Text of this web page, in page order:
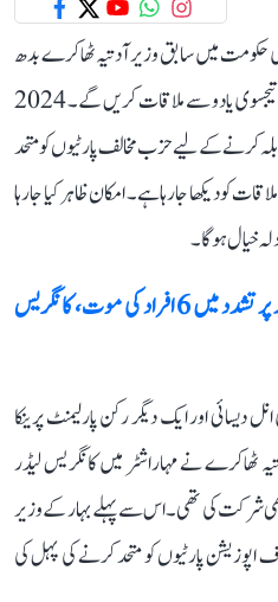
حکومت میں سابق وزیر آدتیہ ٹھاکرے بدھ
کے روز پٹنہ میں بہار کے نائب وزیر اعلیٰ تیجسوی یادو سے ملاقات کریں گے۔ 2024
کرنے کے لیے حزب مخالف پارٹیوں کو متحد
دیکھا جا رہا ہے۔ امکان ظاہر کیا جا رہا
خیال ہوگا۔
آسام-میگھالیہ سرحد پر تشدد میں 6 افراد کی موت، کانگریس
اور ایک دیگر رکن پارلیمنٹ پرینکا
ٹھاکرے نے مہاراشٹر میں کانگریس لیڈر
شرکت کی تھی۔ اس سے پہلے بہار کے وزیر
اپوزیشن پارٹیوں کو متحد کرنے کی پہل کی